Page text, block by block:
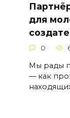
для
0
Мы рады
— как